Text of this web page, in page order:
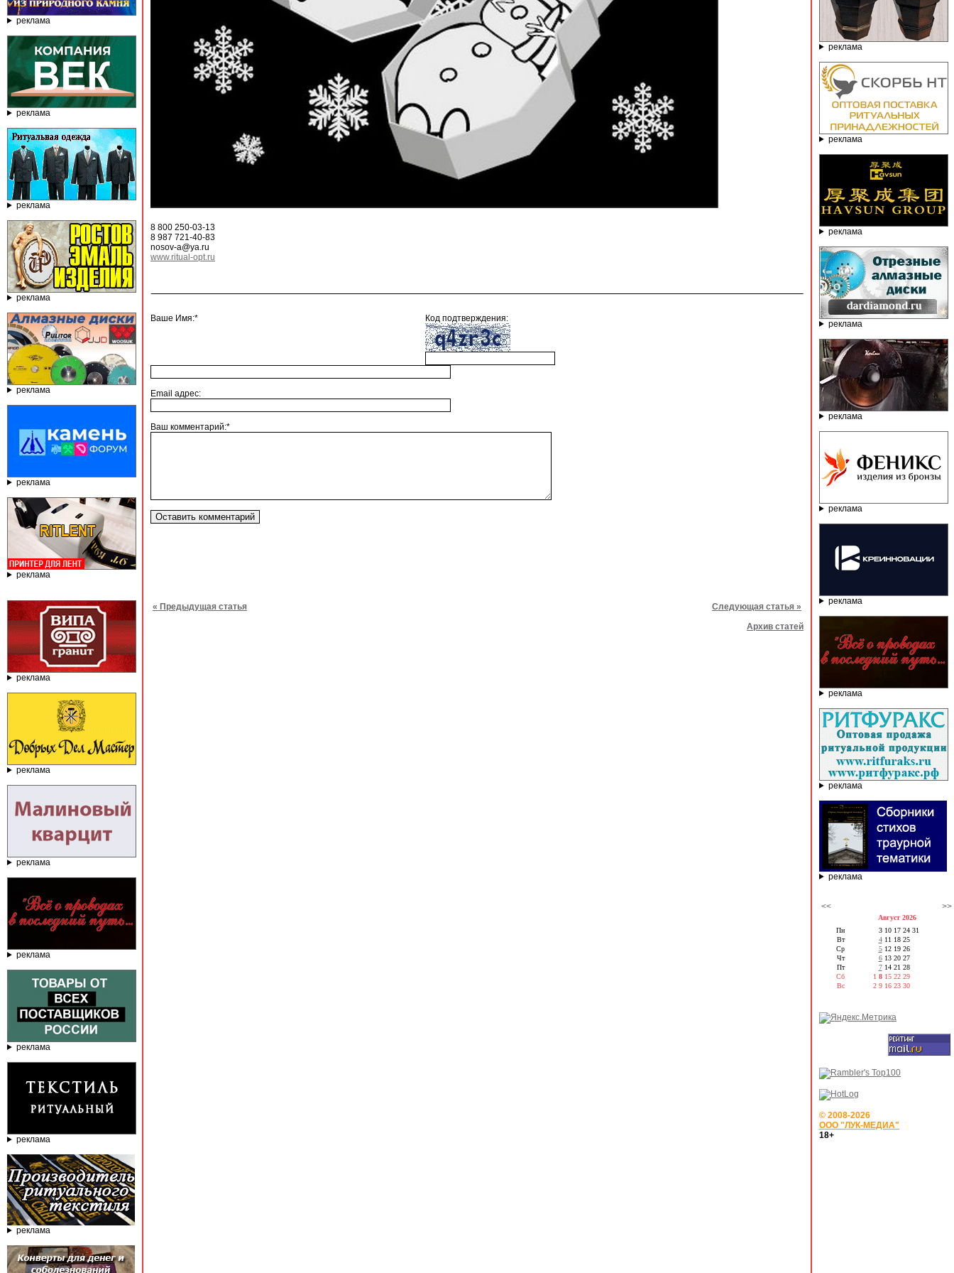
реклама
реклама
реклама
реклама
реклама
реклама
реклама
реклама
реклама
реклама
реклама
реклама
реклама
реклама
8 800 250-03-13
8 987 721-40-83
nosov-a@ya.ru
www.ritual-opt.ru
Код подтверждения:
Ваше Имя:*
Email адрес:
Ваш комментарий:*
« Предыдущая статья
Следующая статья »
Архив статей
реклама
реклама
реклама
реклама
реклама
реклама
реклама
реклама
реклама
реклама
<< >>
Август 2026
Пн
Вт
Ср
Чт
Пт
Сб
Вс
3 10 17 24 31
4 11 18 25
5 12 19 26
6 13 20 27
7 14 21 28
1 8 15 22 29
2 9 16 23 30
© 2008-2026
ООО "ЛУК-МЕДИА"
18+